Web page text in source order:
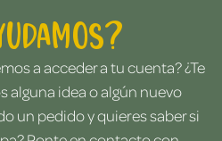
a acceder a tu cuenta? ¿Te
alguna idea o algún nuevo
un pedido y quieres saber si